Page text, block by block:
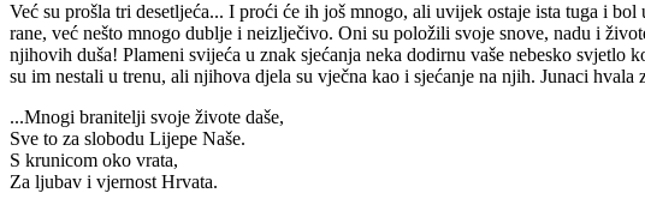
Već su prošla tri desetljeća... I proći će ih još mnogo, ali uvijek ostaje ista tuga i
rane, već nešto mnogo dublje i neizlječivo. Oni su položili svoje snove, nadu i
njihovih duša! Plameni svijeća u znak sjećanja neka dodirnu vaše nebesko
su im nestali u trenu, ali njihova djela su vječna kao i sjećanje na njih. Junaci hvala
...Mnogi branitelji svoje živote daše,
Sve to za slobodu Lijepe Naše.
S krunicom oko vrata,
Za ljubav i vjernost Hrvata.